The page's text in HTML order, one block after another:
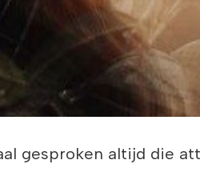
gesproken altijd die